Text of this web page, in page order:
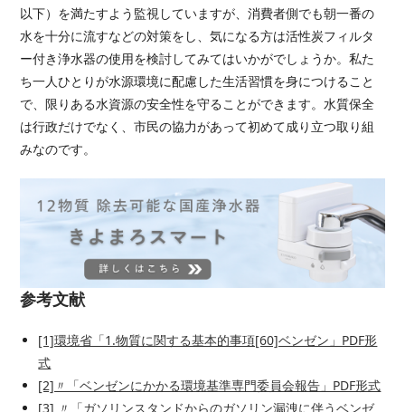
以下）を満たすよう監視していますが、消費者側でも朝一番の
水を十分に流すなどの対策をし、気になる方は活性炭フィルタ
ー付き浄水器の使用を検討してみてはいかがでしょうか。私た
ち一人ひとりが水源環境に配慮した生活習慣を身につけること
で、限りある水資源の安全性を守ることができます。水質保全
は行政だけでなく、市民の協力があって初めて成り立つ取り組
みなのです。
参考文献
[1]環境省「1.物質に関する基本的事項[60]ベンゼン」PDF形
式
[2]〃「ベンゼンにかかる環境基準専門委員会報告」PDF形式
[3] 〃「ガソリンスタンドからのガソリン漏洩に伴うベンゼ